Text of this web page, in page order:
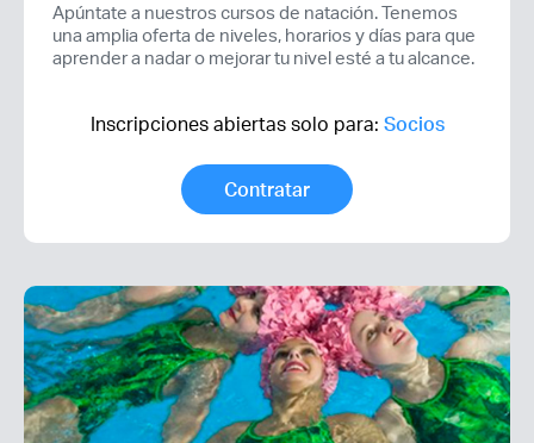
Apúntate a nuestros cursos de natación. Tenemos
una amplia oferta de niveles, horarios y días para que
aprender a nadar o mejorar tu nivel esté a tu alcance.
Inscripciones abiertas solo para: Socios
Contratar